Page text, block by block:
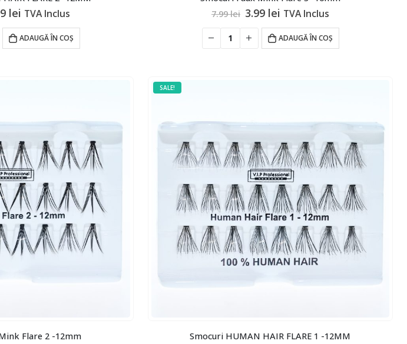
lei Prețul
este:
3.99 lei.
TVA Inclus
ADAUGĂ ÎN COȘ
7.99lei Prețul
a
fost:
3.99 lei Prețul
este:
3.99 lei.
TVA Inclus
ADAUGĂ ÎN COȘ
Flare 2 -12mm
SALE!
Smocuri HUMAN HAIR FLARE 1 -12MM